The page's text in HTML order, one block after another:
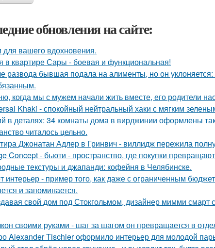
обновления на сайте:
для вашего вдохновения.
в квартире Сары - боевая и функциональная!
развода бывшая подала на алименты, но он
когда мы с мужем начали жить вместе, его родители
Khaki - спокойный нейтральный хаки с мягким
в деталях: 34 комнаты дома в вирджинии оформлены
читалось цельно.
Джонатан Адлер в Гринвич - виллидж пережила
Concept - бьюти - пространство, где покупки
текстуры и джапанди: кофейня в Челябинске.
интерьер - пример того, как даже с ограниченным
и запоминается.
свой дом под Стокгольмом, дизайнер мимми смарт
своими руками - шаг за шагом он превращается в
Alexander Tischler оформило интерьер для молодой